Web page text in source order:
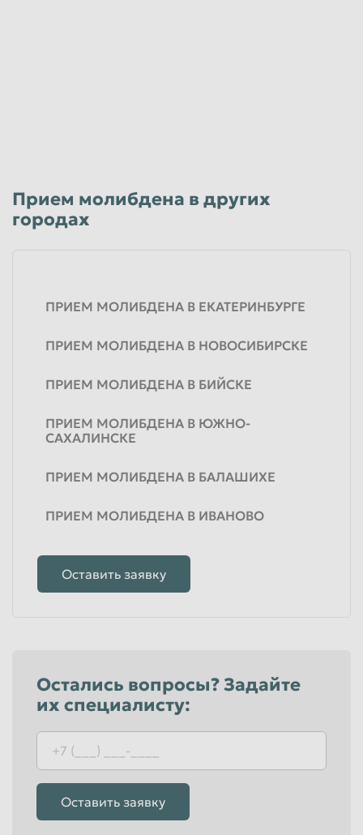
Лом латуни кусок
Прием молибдена в других
городах
ПРИЕМ МОЛИБДЕНА В ЕКАТЕРИНБУРГЕ
ПРИЕМ МОЛИБДЕНА В НОВОСИБИРСКЕ
ПРИЕМ МОЛИБДЕНА В БИЙСКЕ
ПРИЕМ МОЛИБДЕНА В ЮЖНО-
САХАЛИНСКЕ
ПРИЕМ МОЛИБДЕНА В БАЛАШИХЕ
ПРИЕМ МОЛИБДЕНА В ИВАНОВО
Оставить заявку
Остались вопросы? Задайте
их специалисту:
Оставить заявку